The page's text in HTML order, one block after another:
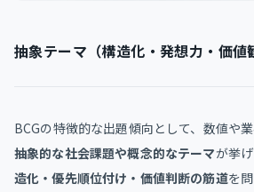
抽象テーマ（構造化・発想力・価値
BCGの特徴的な出題傾向として、数値や
抽象的な社会課題や概念的なテーマが挙
造化・優先順位付け・価値判断の筋道を